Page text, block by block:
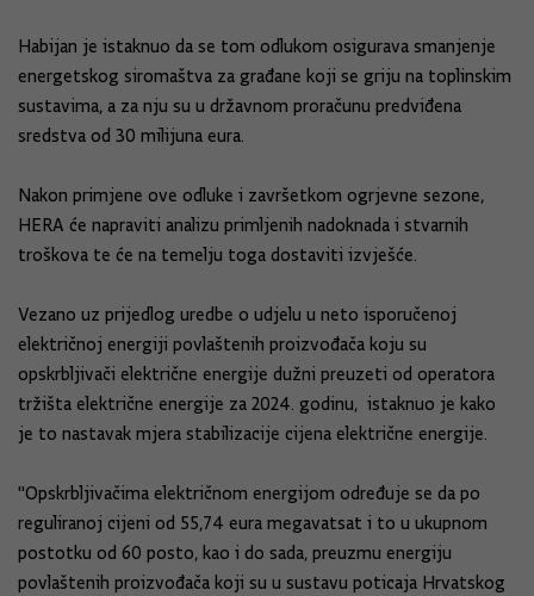
Habijan je istaknuo da se tom odlukom osigurava smanjenje
energetskog siromaštva za građane koji se griju na toplinskim
sustavima, a za nju su u državnom proračunu predviđena
sredstva od 30 milijuna eura.
Nakon primjene ove odluke i završetkom ogrjevne sezone,
HERA će napraviti analizu primljenih nadoknada i stvarnih
troškova te će na temelju toga dostaviti izvješće.
Vezano uz prijedlog uredbe o udjelu u neto isporučenoj
električnoj energiji povlaštenih proizvođača koju su
opskrbljivači električne energije dužni preuzeti od operatora
tržišta električne energije za 2024. godinu, istaknuo je kako
je to nastavak mjera stabilizacije cijena električne energije.
"Opskrbljivačima električnom energijom određuje se da po
reguliranoj cijeni od 55,74 eura megavatsat i to u ukupnom
postotku od 60 posto, kao i do sada, preuzmu energiju
povlaštenih proizvođača koji su u sustavu poticaja Hrvatskog